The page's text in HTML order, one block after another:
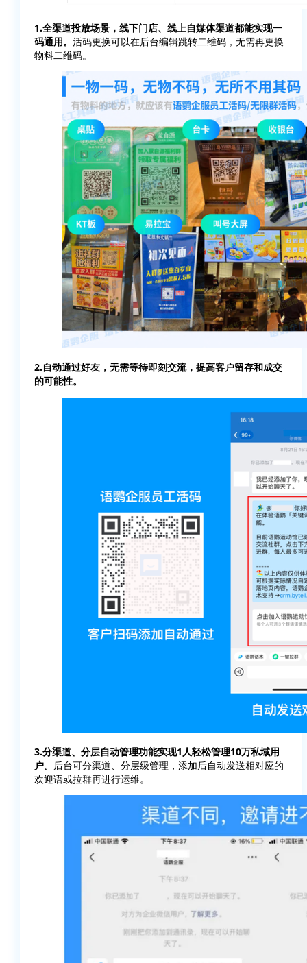
1.全渠道投放场景，线下门店、线上自媒体渠道都能实现一
码通用。 活码更换可以在后台编辑跳转二维码，无需再更换
物料二维码。
2.自动通过好友，无需等待即刻交流，提高客户留存和成交
的可能性。
3.分渠道、分层自动管理功能实现1人轻松管理10万私域用
户。 后台可分渠道、分层级管理，添加后自动发送相对应的
欢迎语或拉群再进行运维。